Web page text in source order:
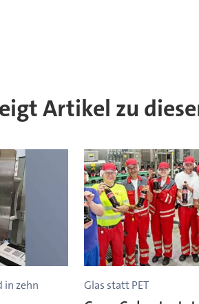
Artikel zu
in zehn
Glas statt PET